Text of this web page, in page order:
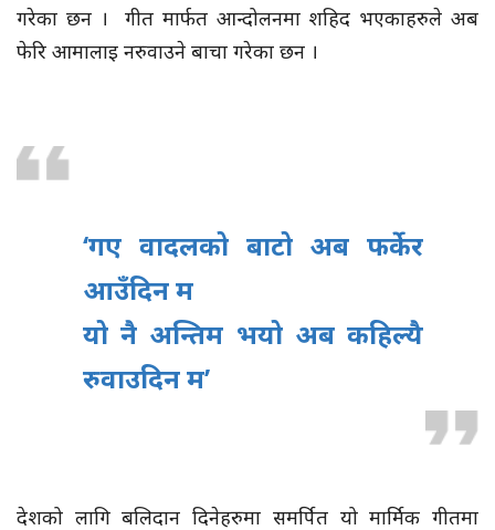
गरेका छन । गीत मार्फत आन्दोलनमा शहिद भएकाहरुले अब
फेरि आमालाइ नरुवाउने बाचा गरेका छन ।
‘गए वादलको बाटो अब फर्केर
आउँदिन म
यो नै अन्तिम भयो अब कहिल्यै
रुवाउदिन म’
देशको लागि बलिदान दिनेहरुमा समर्पित यो मार्मिक गीतमा